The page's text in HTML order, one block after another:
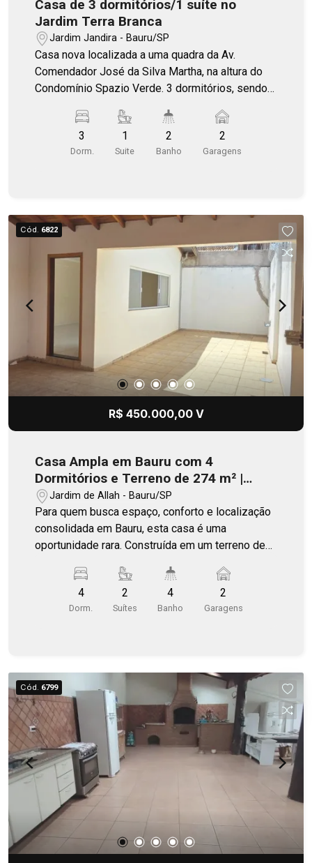
Casa de 3 dormitórios/1 suíte no
Jardim Terra Branca
Jardim Jandira - Bauru/SP
Casa nova localizada a uma quadra da Av.
Comendador José da Silva Martha, na altura do
Condomínio Spazio Verde. 3 dormitórios, sendo 1
Churrasqueira na área externa.
3
Dorm.
1
Suite
2
Banho
2
Garagens
Cód. 6822
R$ 450.000,00 V
Casa Ampla em Bauru com 4
Dormitórios e Terreno de 274 m² |
Oportunidade Rara na Região
Jardim de Allah - Bauru/SP
Para quem busca espaço, conforto e localização
consolidada em Bauru, esta casa é uma
oportunidade rara. Construída em um terreno de
oferece uma metragem que já não se encontra
com facilidade nesse padrão. O imóvel conta
com ambientes amplos e bem distribuídos,
funcional com jardim de inverno e área de serviço
independente. A garagem é coberta para 2
veículos em vagas paralelas, o famoso cantinho
do churrasco e uma lavanderia no fundo que pode
ser utilizado como edícula. Imóvel desocupado,
pronto para morar ou investir. Casas com essa
metragem, nessa localização e nessa faixa de
perfil são escassas no mercado e costumam ter
alta procura. Agende sua visita e avalie
pessoalmente essa oportunidade.
4
Dorm.
2
Suítes
4
Banho
2
Garagens
Cód. 6799